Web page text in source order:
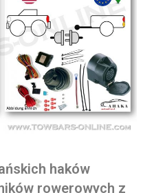
haków
rowerowych z